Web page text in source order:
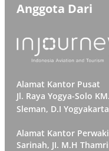
Anggota Dari
Alamat Kantor Pusat
Jl. Raya Yogya-Solo
Sleman, D.I
Alamat Kantor
Sarinah, JI. M.H